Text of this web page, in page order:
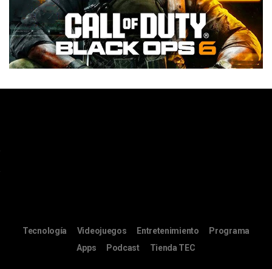
Tecnología Videojuegos Entretenimiento
Programa
Apps
Podcast Tienda TEC